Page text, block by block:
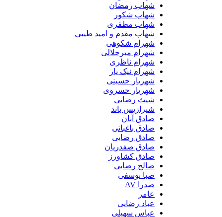
شهاب رمضان
شهاب شکور
شهاب مظفری
شهاب مقدم و امید طیبی
شهرام شکوهی
شهرام میرجلالی
شهرام ناظری
شهرام نیک یار
شهریار حسینی
شهریار خسروی
شیث رضایی
شیرازیس باند
صادق آبان
صادق باغبانی
صادق رضایی
صادق صفدریان
صادق کشاورز
صالح رضایی
صبا یوسفی
صدرا AV
عامر
عباد رضایی
عباس سهیلی